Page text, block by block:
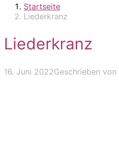
Startseite
Liederkranz
Liederkranz
16. Juni 2022Geschrieben von